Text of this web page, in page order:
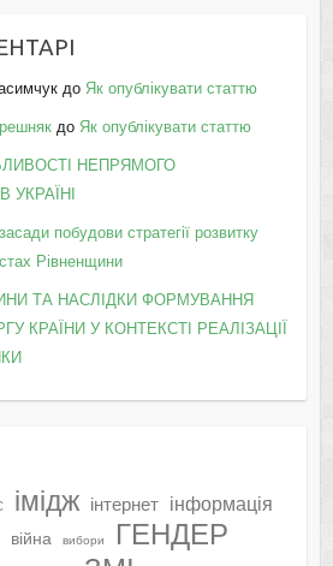
до Як опублікувати статтю
до Як опублікувати статтю
НЕПРЯМОГО
УКРАЇНІ
побудови стратегії розвитку
Рівненщини
ТА НАСЛІДКИ ФОРМУВАННЯ
КРАЇНИ У КОНТЕКСТІ РЕАЛІЗАЦІЇ
імідж інтернет інформація
війна вибори ГЕНДЕР